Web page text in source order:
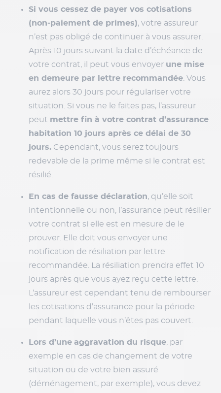
Si vous cessez de payer vos cotisations
(non-paiement de primes), votre assureur
n’est pas obligé de continuer à vous assurer.
Après 10 jours suivant la date d’échéance de
votre contrat, il peut vous envoyer une mise
en demeure par lettre recommandée. Vous
aurez alors 30 jours pour régulariser votre
situation. Si vous ne le faites pas, l’assureur
peut mettre fin à votre contrat d’assurance
habitation 10 jours après ce délai de 30
jours. Cependant, vous serez toujours
redevable de la prime même si le contrat est
résilié.
En cas de fausse déclaration, qu’elle soit
intentionnelle ou non, l’assurance peut résilier
votre contrat si elle est en mesure de le
prouver. Elle doit vous envoyer une
notification de résiliation par lettre
recommandée. La résiliation prendra effet 10
jours après que vous ayez reçu cette lettre.
L’assureur est cependant tenu de rembourser
les cotisations d’assurance pour la période
pendant laquelle vous n’êtes pas couvert.
Lors d’une aggravation du risque, par
exemple en cas de changement de votre
situation ou de votre bien assuré
(déménagement, par exemple), vous devez